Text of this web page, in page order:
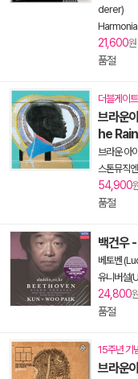
derer)
21,600
품절
더블게이
브라운
he
브라운 아
스톤뮤직
54,900
품절
백건우
베토벤
유니버설
24,800
품절
15주년 기
브라운